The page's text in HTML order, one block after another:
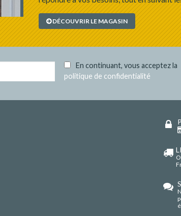
DÉCOUVRIR LE MAGASIN
En continuant, vous acceptez la
politique de confidentialité